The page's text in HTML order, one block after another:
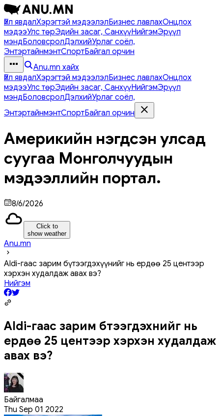
Үйл явдалХэрэгтэй мэдээлэлБизнес лавлахОнцлох
мэдээУлс төрЭдийн засаг, СанхүүНийгэмЭрүүл
мэндБоловсролДэлхийУрлаг соёл,
ЭнтэртайнмэнтСпортБайгал орчин
Anu.mn хайх
Үйл явдалХэрэгтэй мэдээлэлБизнес лавлахОнцлох
мэдээУлс төрЭдийн засаг, СанхүүНийгэмЭрүүл
мэндБоловсролДэлхийУрлаг соёл,
ЭнтэртайнмэнтСпортБайгал орчин
Америкийн нэгдсэн улсад
суугаа Монголчуудын
мэдээллийн портал.
8/6/2026
Click to
show weather
Anu.mn
Aldi-гаас зарим бүтээгдэхүүнийг нь ердөө 25 центээр
хэрхэн худалдаж авах вэ?
Нийгэм
Aldi-гаас зарим бүтээгдэхүүнийг нь
ердөө 25 центээр хэрхэн худалдаж
авах вэ?
Байгалмаа
Thu Sep 01 2022